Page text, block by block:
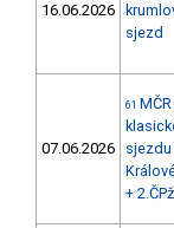
16.06.2026
sjezd
07.06.2026
61
sjezdu
+ 2.ČPž